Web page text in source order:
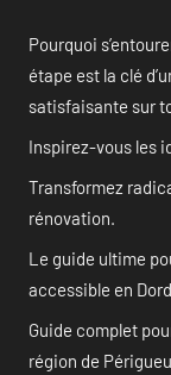
Pourquoi
étape est la clé
satisfaisante sur
Inspirez-vous les
Transformez
rénovation.
Le guide ultime
accessible en
Guide complet
région de